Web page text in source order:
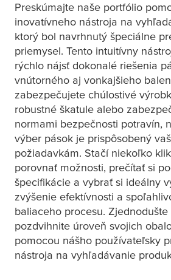
Preskúmajte naše portfólio
inovatívneho nástroja na
ktorý bol navrhnutý špeciálne
priemysel. Tento intuitívny
rýchlo nájsť dokonalé riešenia
vnútorného aj vonkajšieho
zabezpečujete chúlostivé
robustné škatule alebo
normami bezpečnosti potravín,
výber pások je prispôsobený
požiadavkám. Stačí niekoľko
porovnať možnosti, prečítať si
špecifikácie a vybrať si ideálny
zvýšenie efektívnosti a
baliaceho procesu.
pozdvihnite úroveň svojich
pomocou nášho používateľsky
nástroja na vyhľadávanie